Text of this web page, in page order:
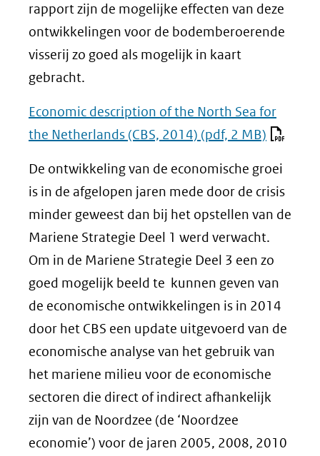
rapport zijn de mogelijke effecten van deze
ontwikkelingen voor de bodemberoerende
visserij zo goed als mogelijk in kaart
gebracht.
Economic description of the North Sea for
the Netherlands (CBS, 2014) (pdf, 2 MB)
De ontwikkeling van de economische groei
is in de afgelopen jaren mede door de crisis
minder geweest dan bij het opstellen van de
Mariene Strategie Deel 1 werd verwacht.
Om in de Mariene Strategie Deel 3 een zo
goed mogelijk beeld te kunnen geven van
de economische ontwikkelingen is in 2014
door het CBS een update uitgevoerd van de
economische analyse van het gebruik van
het mariene milieu voor de economische
sectoren die direct of indirect afhankelijk
zijn van de Noordzee (de ‘Noordzee
economie’) voor de jaren 2005, 2008, 2010